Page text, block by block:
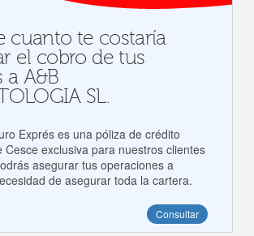
cuanto te costaría
el cobro de tus
a A&B
SL.
Exprés es una póliza de crédito
Cesce exclusiva para nuestros clientes
asegurar tus operaciones a
de asegurar toda la cartera.
Consultar